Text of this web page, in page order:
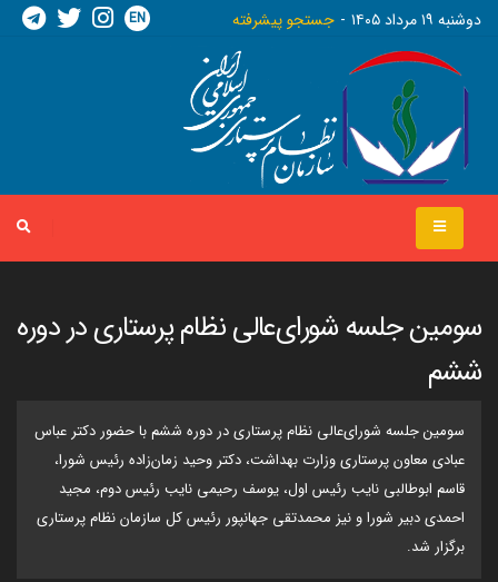
دوشنبه ١٩ مرداد ١٤٠٥ جستجو پیشرفته EN
سومین جلسه شورای‌عالی نظام پرستاری در دوره
ششم
سومین جلسه شورای‌عالی نظام پرستاری در دوره ششم با حضور دکتر عباس
عبادی معاون پرستاری وزارت بهداشت، دکتر وحید زمان‌زاده رئیس شورا،
قاسم ابوطالبی نایب رئیس اول، یوسف رحیمی نایب رئیس دوم، مجید
احمدی دبیر شورا و نیز محمدتقی جهانپور رئیس کل سازمان نظام پرستاری
برگزار شد.